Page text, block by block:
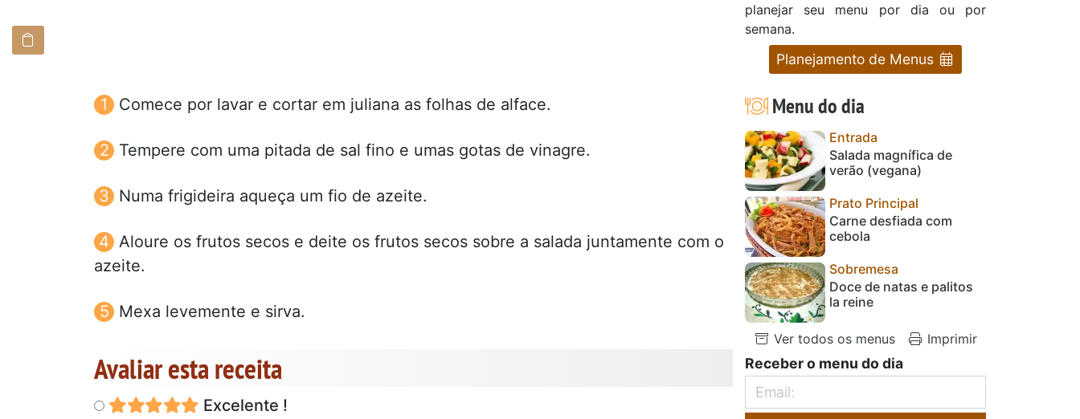
Comece por lavar e cortar em juliana as folhas de alface.
Tempere com uma pitada de sal fino e umas gotas de vinagre.
Numa frigideira aqueça um fio de azeite.
Aloure os frutos secos e deite os frutos secos sobre a salada juntamente com o
azeite.
Mexa levemente e sirva.
Avaliar esta receita
Excelente !
planejar seu menu por dia ou por
semana.
Planejamento de Menus
Menu do dia
Entrada
Salada magnífica de
verão (vegana)
Prato Principal
Carne desfiada com
cebola
Sobremesa
Doce de natas e palitos
la reine
Ver todos os menus Imprimir
Receber o menu do dia